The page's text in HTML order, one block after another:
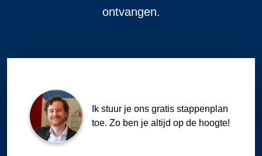
ontvangen.
Ik stuur je ons gratis stappenplan
toe. Zo ben je altijd op de hoogte!